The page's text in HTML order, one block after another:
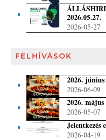
2026.05.27.
2026-05-27
FELHÍVÁSOK
2026.
2026-06-09
2026.
2026-05-07
Jelentkezés
2026-04-19